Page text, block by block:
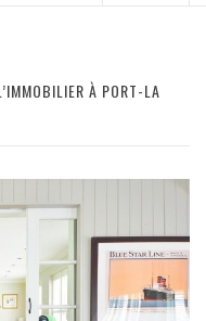
À PORT-LA